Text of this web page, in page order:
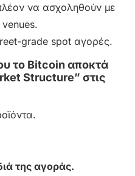
να ασχοληθούν με
grade spot αγορές.
το Bitcoin αποκτά
Structure” στις
της αγοράς.